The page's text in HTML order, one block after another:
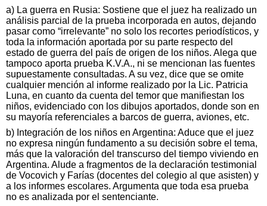
a) La guerra en Rusia: Sostiene que el juez ha realizado un
análisis parcial de la prueba incorporada en autos, dejando
pasar como “irrelevante” no solo los recortes periodísticos, y
toda la información aportada por su parte respecto del
estado de guerra del país de origen de los niños. Alega que
tampoco aporta prueba K.V.A., ni se mencionan las fuentes
supuestamente consultadas. A su vez, dice que se omite
cualquier mención al informe realizado por la Lic. Patricia
Luna, en cuanto da cuenta del temor que manifiestan los
niños, evidenciado con los dibujos aportados, donde son en
su mayoría referenciales a barcos de guerra, aviones, etc.
b) Integración de los niños en Argentina: Aduce que el juez
no expresa ningún fundamento a su decisión sobre el tema,
más que la valoración del transcurso del tiempo viviendo en
Argentina. Alude a fragmentos de la declaración testimonial
de Vocovich y Farías (docentes del colegio al que asisten) y
a los informes escolares. Argumenta que toda esa prueba
no es analizada por el sentenciante.